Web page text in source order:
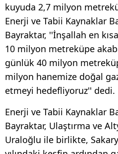
kuyuda 2,7 milyon
Enerji ve Tabii Kaynaklar
Bayraktar, ''İnşallah en
10 milyon metreküpe
günlük 40 milyon
milyon hanemize doğal
etmeyi hedefliyoruz'' dedi.
Enerji ve Tabii Kaynaklar
Bayraktar, Ulaştırma ve
Uraloğlu ile birlikte,